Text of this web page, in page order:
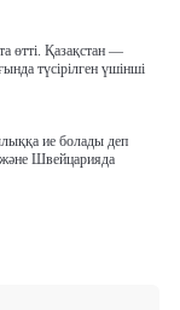
өтті. Қазақстан —
түсірілген үшінші
ие болады деп
Швейцарияда